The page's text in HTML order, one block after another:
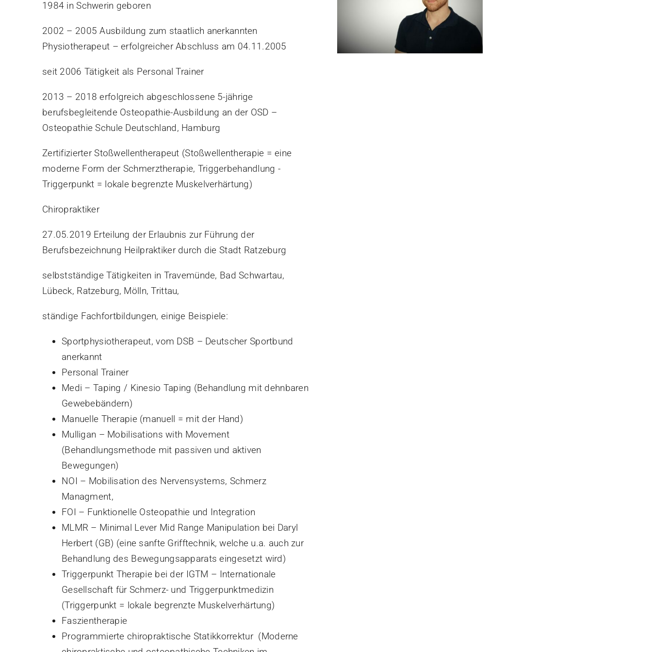
1984 in Schwerin geboren
2002 – 2005 Ausbildung zum staatlich anerkannten
Physiotherapeut – erfolgreicher Abschluss am 04.11.2005
seit 2006 Tätigkeit als Personal Trainer
2013 – 2018 erfolgreich abgeschlossene 5-jährige
berufsbegleitende Osteopathie-Ausbildung an der OSD –
Osteopathie Schule Deutschland, Hamburg
Zertifizierter Stoßwellentherapeut (Stoßwellentherapie = eine
moderne Form der Schmerztherapie, Triggerbehandlung -
Triggerpunkt = lokale begrenzte Muskelverhärtung)
Chiropraktiker
27.05.2019 Erteilung der Erlaubnis zur Führung der
Berufsbezeichnung Heilpraktiker durch die Stadt Ratzeburg
selbstständige Tätigkeiten in Travemünde, Bad Schwartau,
Lübeck, Ratzeburg, Mölln, Trittau,
ständige Fachfortbildungen, einige Beispiele:
Sportphysiotherapeut, vom DSB – Deutscher Sportbund
anerkannt
Personal Trainer
Medi – Taping / Kinesio Taping (Behandlung mit dehnbaren
Gewebebändern)
Manuelle Therapie (manuell = mit der Hand)
Mulligan – Mobilisations with Movement
(Behandlungsmethode mit passiven und aktiven
Bewegungen)
NOI – Mobilisation des Nervensystems, Schmerz
Managment,
FOI – Funktionelle Osteopathie und Integration
MLMR – Minimal Lever Mid Range Manipulation bei Daryl
Herbert (GB) (eine sanfte Grifftechnik, welche u.a. auch zur
Behandlung des Bewegungsapparats eingesetzt wird)
Triggerpunkt Therapie bei der IGTM – Internationale
Gesellschaft für Schmerz- und Triggerpunktmedizin
(Triggerpunkt = lokale begrenzte Muskelverhärtung)
Faszientherapie
Programmierte chiropraktische Statikkorrektur (Moderne